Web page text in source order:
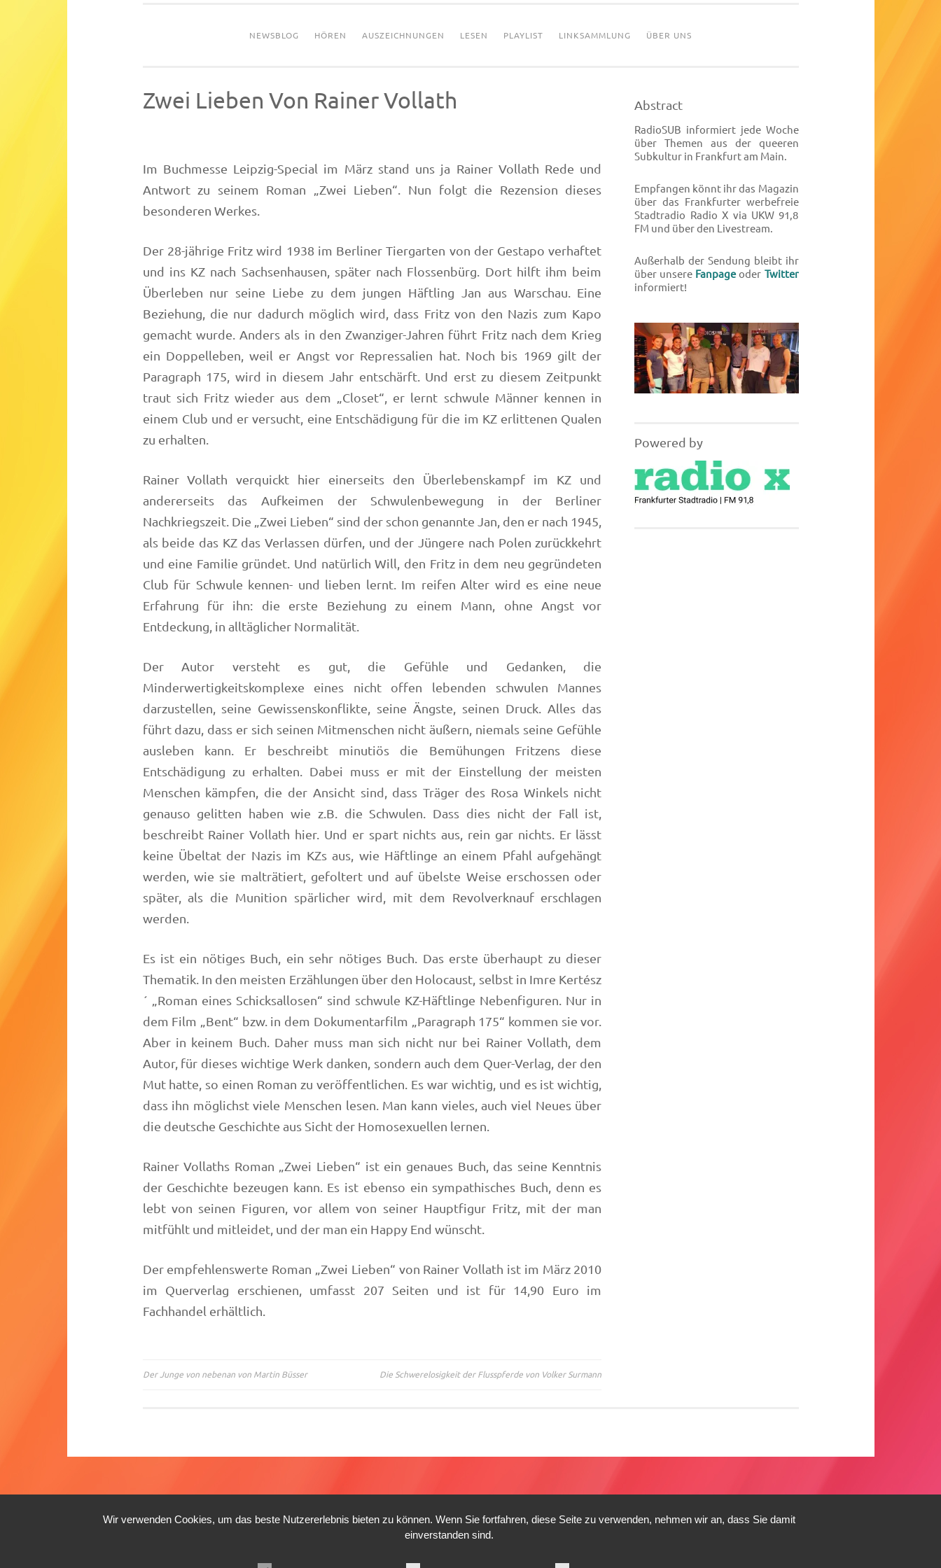
NEWSBLOG HÖREN AUSZEICHNUNGEN LESEN PLAYLIST LINKSAMMLUNG ÜBER UNS
Zwei Lieben Von Rainer Vollath
Im Buchmesse Leipzig-Special im März stand uns ja Rainer Vollath Rede und
Antwort zu seinem Roman „Zwei Lieben“. Nun folgt die Rezension dieses
besonderen Werkes.
Der 28-jährige Fritz wird 1938 im Berliner Tiergarten von der Gestapo verhaftet
und ins KZ nach Sachsenhausen, später nach Flossenbürg. Dort hilft ihm beim
Überleben nur seine Liebe zu dem jungen Häftling Jan aus Warschau. Eine
Beziehung, die nur dadurch möglich wird, dass Fritz von den Nazis zum Kapo
gemacht wurde. Anders als in den Zwanziger-Jahren führt Fritz nach dem Krieg
ein Doppelleben, weil er Angst vor Repressalien hat. Noch bis 1969 gilt der
Paragraph 175, wird in diesem Jahr entschärft. Und erst zu diesem Zeitpunkt
traut sich Fritz wieder aus dem „Closet“, er lernt schwule Männer kennen in
einem Club und er versucht, eine Entschädigung für die im KZ erlittenen Qualen
zu erhalten.
Rainer Vollath verquickt hier einerseits den Überlebenskampf im KZ und
andererseits das Aufkeimen der Schwulenbewegung in der Berliner
Nachkriegszeit. Die „Zwei Lieben“ sind der schon genannte Jan, den er nach 1945,
als beide das KZ das Verlassen dürfen, und der Jüngere nach Polen zurückkehrt
und eine Familie gründet. Und natürlich Will, den Fritz in dem neu gegründeten
Club für Schwule kennen- und lieben lernt. Im reifen Alter wird es eine neue
Erfahrung für ihn: die erste Beziehung zu einem Mann, ohne Angst vor
Entdeckung, in alltäglicher Normalität.
Der Autor versteht es gut, die Gefühle und Gedanken, die
Minderwertigkeitskomplexe eines nicht offen lebenden schwulen Mannes
darzustellen, seine Gewissenskonflikte, seine Ängste, seinen Druck. Alles das
führt dazu, dass er sich seinen Mitmenschen nicht äußern, niemals seine Gefühle
ausleben kann. Er beschreibt minutiös die Bemühungen Fritzens diese
Entschädigung zu erhalten. Dabei muss er mit der Einstellung der meisten
Menschen kämpfen, die der Ansicht sind, dass Träger des Rosa Winkels nicht
genauso gelitten haben wie z.B. die Schwulen. Dass dies nicht der Fall ist,
beschreibt Rainer Vollath hier. Und er spart nichts aus, rein gar nichts. Er lässt
keine Übeltat der Nazis im KZs aus, wie Häftlinge an einem Pfahl aufgehängt
werden, wie sie malträtiert, gefoltert und auf übelste Weise erschossen oder
später, als die Munition spärlicher wird, mit dem Revolverknauf erschlagen
werden.
Es ist ein nötiges Buch, ein sehr nötiges Buch. Das erste überhaupt zu dieser
Thematik. In den meisten Erzählungen über den Holocaust, selbst in Imre Kertész
´ „Roman eines Schicksallosen“ sind schwule KZ-Häftlinge Nebenfiguren. Nur in
dem Film „Bent“ bzw. in dem Dokumentarfilm „Paragraph 175“ kommen sie vor.
Aber in keinem Buch. Daher muss man sich nicht nur bei Rainer Vollath, dem
Autor, für dieses wichtige Werk danken, sondern auch dem Quer-Verlag, der den
Mut hatte, so einen Roman zu veröffentlichen. Es war wichtig, und es ist wichtig,
dass ihn möglichst viele Menschen lesen. Man kann vieles, auch viel Neues über
die deutsche Geschichte aus Sicht der Homosexuellen lernen.
Rainer Vollaths Roman „Zwei Lieben“ ist ein genaues Buch, das seine Kenntnis
der Geschichte bezeugen kann. Es ist ebenso ein sympathisches Buch, denn es
lebt von seinen Figuren, vor allem von seiner Hauptfigur Fritz, mit der man
mitfühlt und mitleidet, und der man ein Happy End wünscht.
Der empfehlenswerte Roman „Zwei Lieben“ von Rainer Vollath ist im März 2010
im Querverlag erschienen, umfasst 207 Seiten und ist für 14,90 Euro im
Fachhandel erhältlich.
Beitragsnavigation
Der Junge von nebenan von Martin Büsser Die Schwerelosigkeit der Flusspferde von Volker Surmann
Abstract
RadioSUB informiert jede Woche
über Themen aus der queeren
Subkultur in Frankfurt am Main.
Empfangen könnt ihr das Magazin
über das Frankfurter werbefreie
Stadtradio Radio X via UKW 91,8
FM und über den Livestream.
Außerhalb der Sendung bleibt ihr
über unsere Fanpageoder Twitter
informiert!
Powered by
Wir verwenden Cookies, um das beste Nutzererlebnis bieten zu können. Wenn Sie fortfahren, diese Seite zu verwenden, nehmen wir an, dass Sie damit
einverstanden sind.